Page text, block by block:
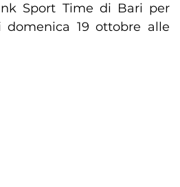
Sport Time di Bari per
domenica 19 ottobre alle